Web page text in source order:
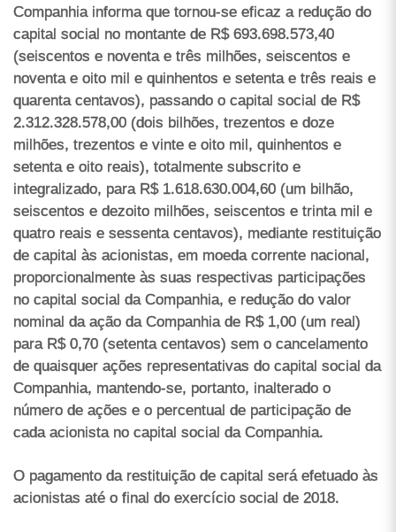
Companhia informa que tornou-se eficaz a redução do
capital social no montante de R$ 693.698.573,40
(seiscentos e noventa e três milhões, seiscentos e
noventa e oito mil e quinhentos e setenta e três reais e
quarenta centavos), passando o capital social de R$
2.312.328.578,00 (dois bilhões, trezentos e doze
milhões, trezentos e vinte e oito mil, quinhentos e
setenta e oito reais), totalmente subscrito e
integralizado, para R$ 1.618.630.004,60 (um bilhão,
seiscentos e dezoito milhões, seiscentos e trinta mil e
quatro reais e sessenta centavos), mediante restituição
de capital às acionistas, em moeda corrente nacional,
proporcionalmente às suas respectivas participações
no capital social da Companhia, e redução do valor
nominal da ação da Companhia de R$ 1,00 (um real)
para R$ 0,70 (setenta centavos) sem o cancelamento
de quaisquer ações representativas do capital social da
Companhia, mantendo-se, portanto, inalterado o
número de ações e o percentual de participação de
cada acionista no capital social da Companhia.
O pagamento da restituição de capital será efetuado às
acionistas até o final do exercício social de 2018.